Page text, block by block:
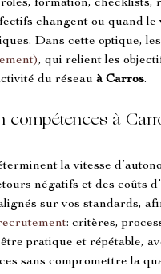
formation, checklists,
changent ou quand
Dans cette optique,
, qui relient les
du réseau à Carros.
compétences à
la vitesse
négatifs et des coûts
sur vos standards,
: critères,
pratique et répétable,
sans compromettre la